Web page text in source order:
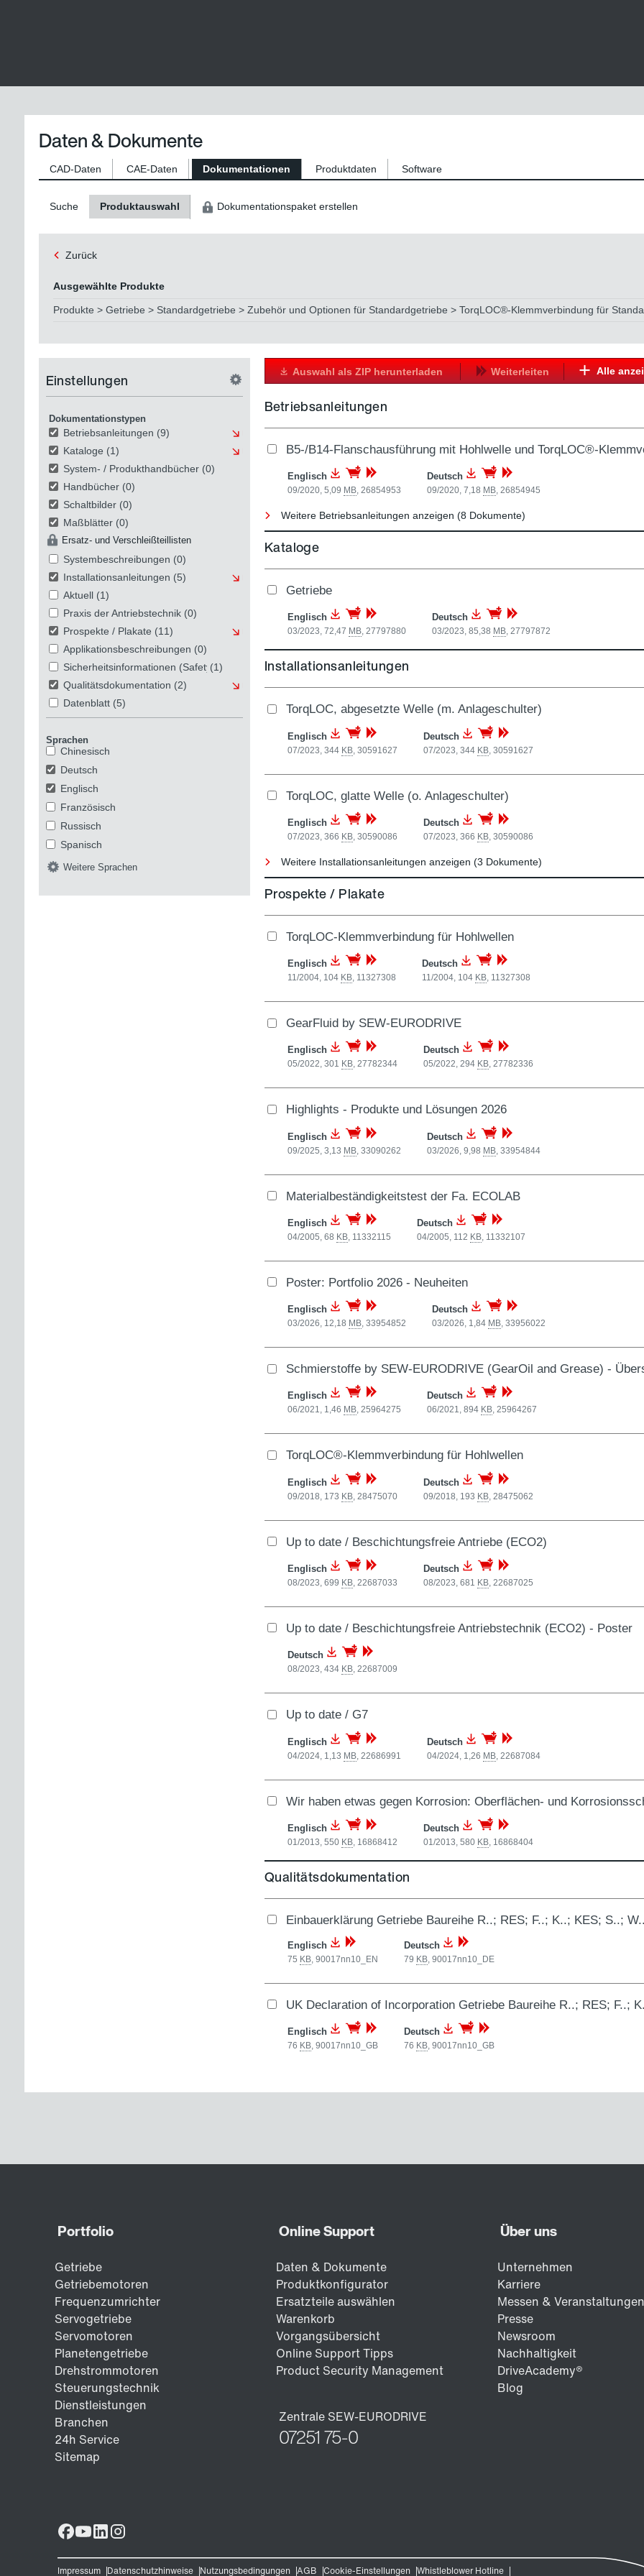
Daten & Dokumente
CAD-Daten CAE-Daten Dokumentationen Produktdaten Software
Suche Produktauswahl Dokumentationspaket erstellen
Zurück
Ausgewählte Produkte
Produkte > Getriebe > Standardgetriebe > Zubehör und Optionen für Standardgetriebe > TorqLOC®-Klemmverbindung für
Einstellungen
Dokumentationstypen
Betriebsanleitungen (9)
Kataloge (1)
System- / Produkthandbücher (0)
Handbücher (0)
Schaltbilder (0)
Maßblätter (0)
Ersatz- und Verschleißteillisten
Systembeschreibungen (0)
Installationsanleitungen (5)
Aktuell (1)
Praxis der Antriebstechnik (0)
Prospekte / Plakate (11)
Applikationsbeschreibungen (0)
Sicherheitsinformationen (Safety und Security)
(1)
Qualitätsdokumentation (2)
Datenblatt (5)
Sprachen
Chinesisch
Deutsch
Englisch
Französisch
Russisch
Spanisch
Weitere Sprachen
Auswahl als ZIP herunterladen Weiterleiten Alle
Betriebsanleitungen
B5-/B14-Flanschausführung mit Hohlwelle und TorqLOC®-
Englisch
09/2020, 5,09 MB, 26854953
Deutsch
09/2020, 7,18 MB, 26854945
Weitere Betriebsanleitungen anzeigen (8 Dokumente)
Kataloge
Getriebe
Englisch
03/2023, 72,47 MB, 27797880
Deutsch
03/2023, 85,38 MB, 27797872
Installationsanleitungen
TorqLOC, abgesetzte Welle (m. Anlageschulter)
Englisch
07/2023, 344 KB, 30591627
Deutsch
07/2023, 344 KB, 30591627
TorqLOC, glatte Welle (o. Anlageschulter)
Englisch
07/2023, 366 KB, 30590086
Deutsch
07/2023, 366 KB, 30590086
Weitere Installationsanleitungen anzeigen (3 Dokumente)
Prospekte / Plakate
TorqLOC-Klemmverbindung für Hohlwellen
Englisch
11/2004, 104 KB, 11327308
Deutsch
11/2004, 104 KB, 11327308
GearFluid by SEW-EURODRIVE
Englisch
05/2022, 301 KB, 27782344
Deutsch
05/2022, 294 KB, 27782336
Highlights - Produkte und Lösungen 2026
Englisch
09/2025, 3,13 MB, 33090262
Deutsch
03/2026, 9,98 MB, 33954844
Materialbeständigkeitstest der Fa. ECOLAB
Englisch
04/2005, 68 KB, 11332115
Deutsch
04/2005, 112 KB, 11332107
Poster: Portfolio 2026 - Neuheiten
Englisch
03/2026, 12,18 MB, 33954852
Deutsch
03/2026, 1,84 MB, 33956022
Schmierstoffe by SEW-EURODRIVE (GearOil and Grease) -
Englisch
06/2021, 1,46 MB, 25964275
Deutsch
06/2021, 894 KB, 25964267
TorqLOC®-Klemmverbindung für Hohlwellen
Englisch
09/2018, 173 KB, 28475070
Deutsch
09/2018, 193 KB, 28475062
Up to date / Beschichtungsfreie Antriebe (ECO2)
Englisch
08/2023, 699 KB, 22687033
Deutsch
08/2023, 681 KB, 22687025
Up to date / Beschichtungsfreie Antriebstechnik (ECO2) - Poster
Deutsch
08/2023, 434 KB, 22687009
Up to date / G7
Englisch
04/2024, 1,13 MB, 22686991
Deutsch
04/2024, 1,26 MB, 22687084
Wir haben etwas gegen Korrosion: Oberflächen- und
Englisch
01/2013, 550 KB, 16868412
Deutsch
01/2013, 580 KB, 16868404
Qualitätsdokumentation
Einbauerklärung Getriebe Baureihe R..; RES; F..; K..; KES; S..;
Englisch
75 KB, 90017nn10_EN
Deutsch
79 KB, 90017nn10_DE
UK Declaration of Incorporation Getriebe Baureihe R..; RES; F..;
Englisch
76 KB, 90017nn10_GB
Deutsch
76 KB, 90017nn10_GB